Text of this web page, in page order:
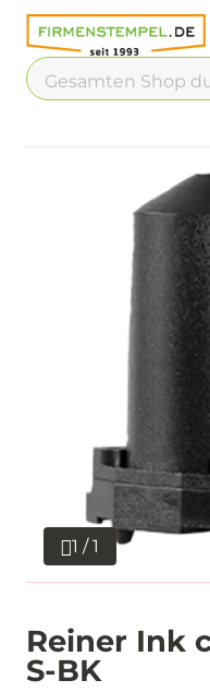
Chatbot
Kontakt
1 / 1
Reiner Ink
S-BK